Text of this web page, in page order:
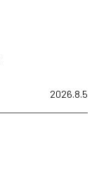
2026.8.5